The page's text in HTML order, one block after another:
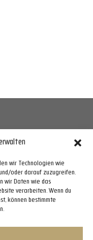
wir Technologien wie
oder darauf zuzugreifen.
wir Daten wie das
verarbeiten. Wenn du
können bestimmte
Uhr,Fr